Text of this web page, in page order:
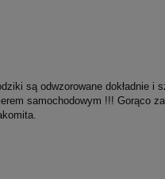
są odwzorowane dokładnie i
samochodowym !!! Gorąco